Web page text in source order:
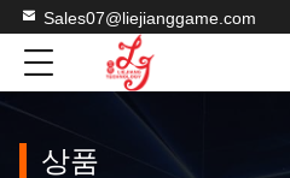
Sales07@liejianggame.com
상품